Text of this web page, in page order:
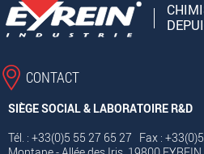
CONTACT
SIÈGE SOCIAL & LABORATOIRE R&D
Tél. : +33(0)5 55 27 65 27 Fax :